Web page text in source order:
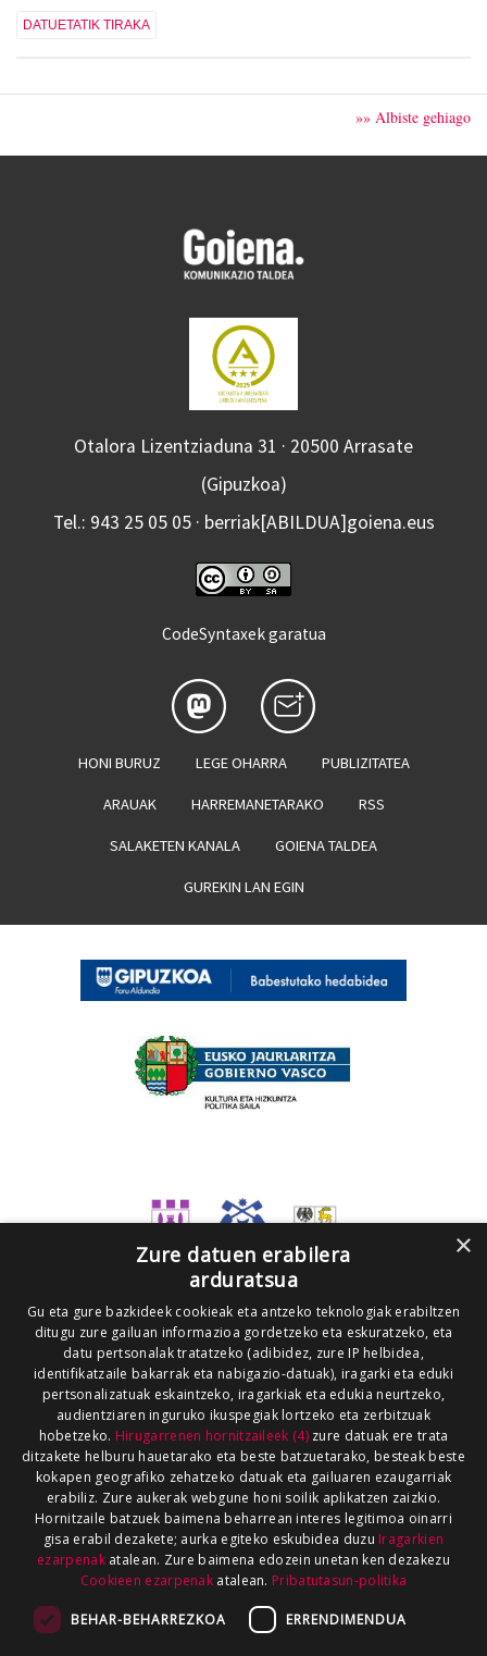
DATUETATIK TIRAKA
»» Albiste gehiago
Otalora Lizentziaduna 31 · 20500 Arrasate
(Gipuzkoa)
Tel.: 943 25 05 05 · berriak[ABILDUA]goiena.eus
CodeSyntaxek garatua
HONI BURUZ LEGE OHARRA PUBLIZITATEA
ARAUAK HARREMANETARAKO RSS
SALAKETEN KANALA GOIENA TALDEA
GUREKIN LAN EGIN
×
Zure datuen erabilera
arduratsua
Gu eta gure bazkideek cookieak eta antzeko teknologiak erabiltzen
ditugu zure gailuan informazioa gordetzeko eta eskuratzeko, eta
datu pertsonalak tratatzeko (adibidez, zure IP helbidea,
identifikatzaile bakarrak eta nabigazio-datuak), iragarki eta eduki
pertsonalizatuak eskaintzeko, iragarkiak eta edukia neurtzeko,
audientziaren inguruko ikuspegiak lortzeko eta zerbitzuak
hobetzeko. Hirugarrenen hornitzaileek (4)zure datuak ere trata
ditzakete helburu hauetarako eta beste batzuetarako, besteak beste
kokapen geografiko zehatzeko datuak eta gailuaren ezaugarriak
erabiliz. Zure aukerak webgune honi soilik aplikatzen zaizkio.
Hornitzaile batzuek baimena beharrean interes legitimoa oinarri
gisa erabil dezakete; aurka egiteko eskubidea duzu Iragarkien
ezarpenakatalean. Zure baimena edozein unetan ken dezakezu
Cookieen ezarpenak atalean. Pribatutasun-politika
BEHAR-BEHARREZKOA ERRENDIMENDUA